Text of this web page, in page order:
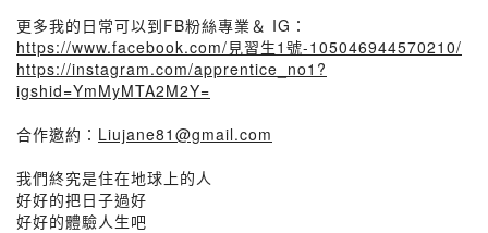
更多我的日常可以到FB粉絲專業＆ IG：
https://www.facebook.com/見習生1號-105046944570210/
https://instagram.com/apprentice_no1?
igshid=YmMyMTA2M2Y=
合作邀約： Liujane81@gmail.com
我們終究是住在地球上的人
好好的把日子過好
好好的體驗人生吧